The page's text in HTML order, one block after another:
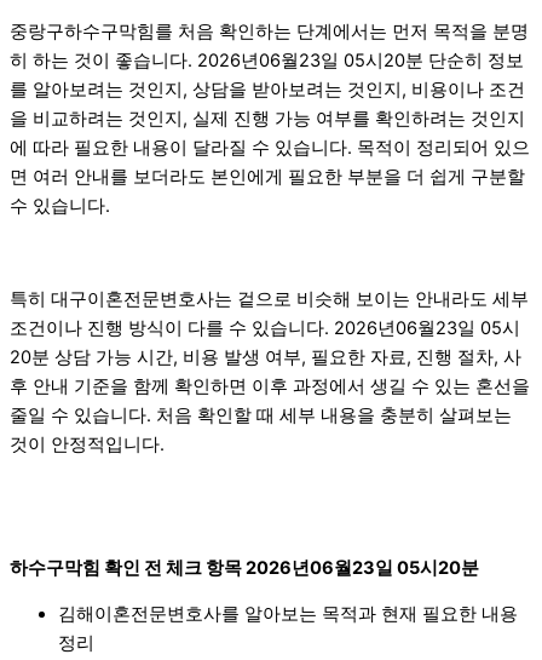
중랑구하수구막힘를 처음 확인하는 단계에서는 먼저 목적을 분명
히 하는 것이 좋습니다. 2026년06월23일 05시20분 단순히 정보
를 알아보려는 것인지, 상담을 받아보려는 것인지, 비용이나 조건
을 비교하려는 것인지, 실제 진행 가능 여부를 확인하려는 것인지
에 따라 필요한 내용이 달라질 수 있습니다. 목적이 정리되어 있으
면 여러 안내를 보더라도 본인에게 필요한 부분을 더 쉽게 구분할
수 있습니다.
특히 대구이혼전문변호사는 겉으로 비슷해 보이는 안내라도 세부
조건이나 진행 방식이 다를 수 있습니다. 2026년06월23일 05시
20분 상담 가능 시간, 비용 발생 여부, 필요한 자료, 진행 절차, 사
후 안내 기준을 함께 확인하면 이후 과정에서 생길 수 있는 혼선을
줄일 수 있습니다. 처음 확인할 때 세부 내용을 충분히 살펴보는
것이 안정적입니다.
하수구막힘 확인 전 체크 항목 2026년06월23일 05시20분
김해이혼전문변호사를 알아보는 목적과 현재 필요한 내용
정리